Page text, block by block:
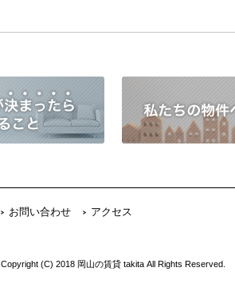
お問い合わせ
アクセス
Copyright (C) 2018 岡山の賃貸 takita All Rights Reserved.